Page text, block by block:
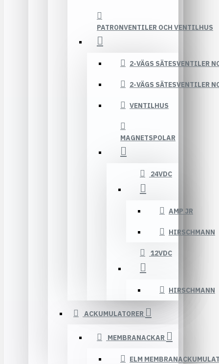
PATRONVENTILER OCH VENTILHUS
2-VÄGS SÄTESVENTILER
2-VÄGS SÄTESVENTILER
VENTILHUS
MAGNETSPOLAR
24VDC
AMP JR
HIRSCHMANN
12VDC
HIRSCHMANN
ACKUMULATORER
MEMBRANACKAR
ELM